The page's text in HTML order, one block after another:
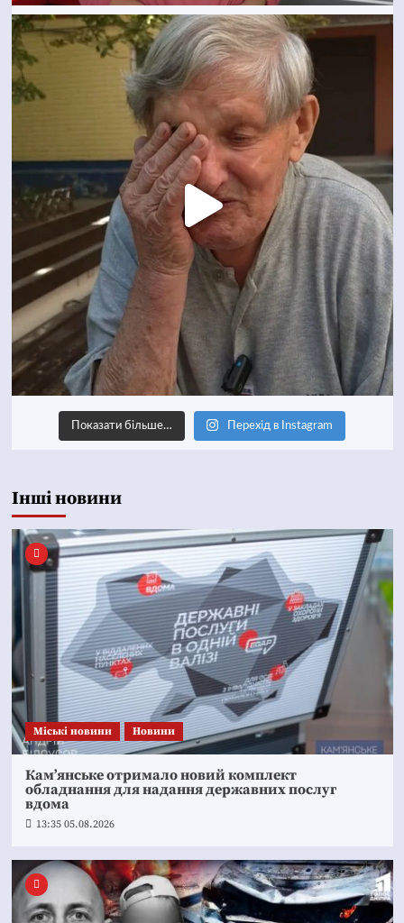
Показати більше… Перехід в Instagram
Інші новини
Mіські новини Новини
Кам’янське отримало новий комплект
обладнання для надання державних послуг
вдома
13:35 05.08.2026